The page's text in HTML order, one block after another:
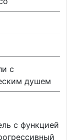
с
душем
с функцией